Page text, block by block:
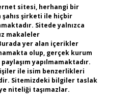
sitesi, herhangi bir
şahıs şirketi ile hiçbir
Sitede yalnızca
makaleler
yer alan içerikler
olup, gerçek kurum
yapılmamaktadır.
ile isim benzerlikleri
Sitemizdeki bilgiler taslak
niteliği taşımazlar.